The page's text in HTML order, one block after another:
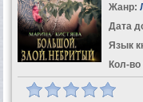
Жанр:
Дата
Язык
Кол-во